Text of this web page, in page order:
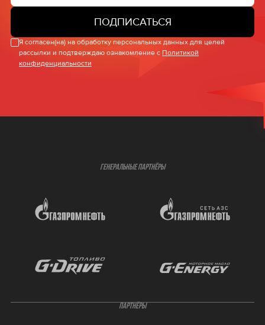
ПОДПИСАТЬСЯ
Я согласен(на) на обработку персональных данных для целей
рассылки и подтверждаю ознакомление с Политикой
конфиденциальности
ГЕНЕРАЛЬНЫЕ ПАРТНЁРЫ
ПАРТНЁРЫ